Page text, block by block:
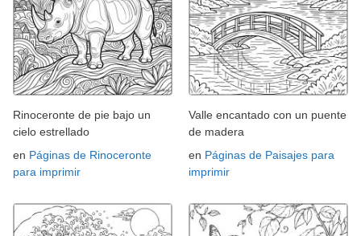
Rinoceronte de pie bajo un
cielo estrellado
en Páginas de Rinoceronte
para imprimir
Valle encantado con un puente
de madera
en Páginas de Paisajes para
imprimir